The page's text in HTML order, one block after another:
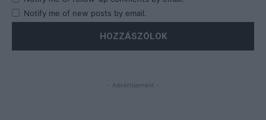
Notify me of new posts by email.
- Advertisement -